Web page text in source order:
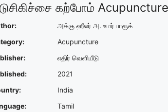
கற்போம்
அக்கு ஹீலர் அ. உமர் பாரூக்
Acupuncture
எதிர் வெளியீடு
2021
India
Tamil